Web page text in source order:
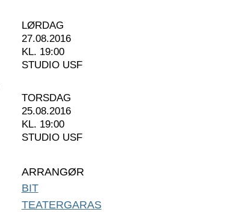
LØRDAG
27.08.2016
KL. 19:00
STUDIO USF
TORSDAG
25.08.2016
KL. 19:00
STUDIO USF
ARRANGØR
BIT
TEATERGARAS